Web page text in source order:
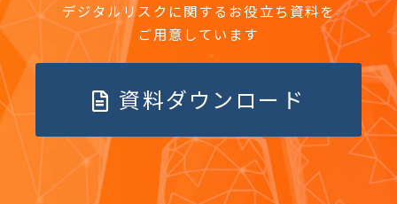
デジタルリスクに関するお役立ち資料を
ご用意しています
資料ダウンロード